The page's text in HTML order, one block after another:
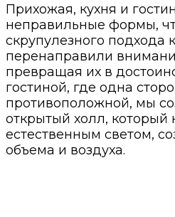
Прихожая, кухня и
неправильные формы,
скрупулезного подхода
перенаправили
превращая их в
гостиной, где одна
противоположной, мы
открытый холл, который
естественным светом,
объема и воздуха.